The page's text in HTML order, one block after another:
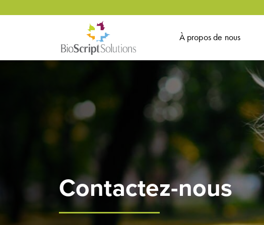
À propos de nous
Contactez-nous